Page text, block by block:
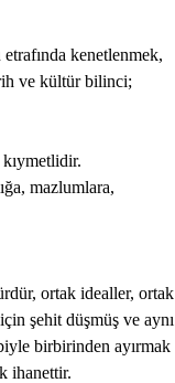
kenetlenmek,
ve kültür bilinci;
mazlumlara,
ortak idealler, ortak
şehit düşmüş ve aynı
birbirinden ayırmak
ihanettir.